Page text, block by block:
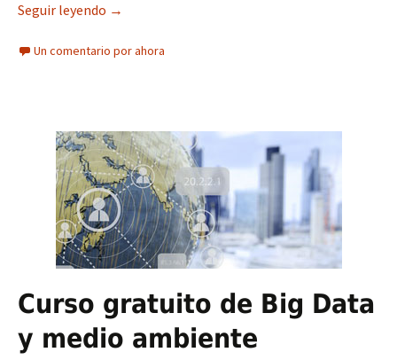
Seguir leyendo Curso de Big Data online por la Universidad
→
Un comentario por ahora
Curso gratuito de Big Data
y medio ambiente